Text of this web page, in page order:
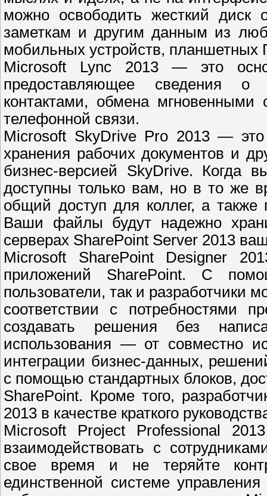
можно освободить жесткий диск
заметкам и другим данным из
мобильных устройств, планшетных
Microsoft Lync 2013 — это
предоставляющее сведения о
контактами, обмена
телефонной связи.
Microsoft SkyDrive Pro 2013 —
хранения рабочих документов и
бизнес-версией SkyDrive. Когда
доступны только вам, но в то же
общий доступ для коллег, а также
Ваши файлы будут надежно
серверах SharePoint Server 2013
Microsoft SharePoint Designer
приложений SharePoint. С
пользователи, так и разработчики
соответствии с потребностями
создавать решения без
использования — от совместно
интеграции бизнес-данных,
с помощью стандартных блоков,
SharePoint. Кроме того,
2013 в качестве краткого
Microsoft Project Professional
взаимодействовать с
свое время и не теряйте
единственной системе